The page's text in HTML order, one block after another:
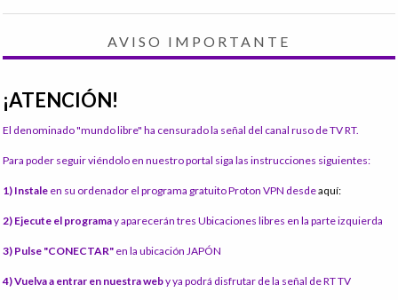
AVISO IMPORTANTE
¡ATENCIÓN!
El denominado "mundo libre" ha censurado la señal del canal ruso de TV RT.
Para poder seguir viéndolo en nuestro portal siga las instrucciones siguientes:
1) Instale en su ordenador el programa gratuito Proton VPN desdeaquí:
2) Ejecute el programay aparecerán tres Ubicaciones libres en la parte izquierda
3) Pulse "CONECTAR" en la ubicación JAPÓN
4) Vuelva a entrar en nuestra weby ya podrá disfrutar de la señal de RT TV